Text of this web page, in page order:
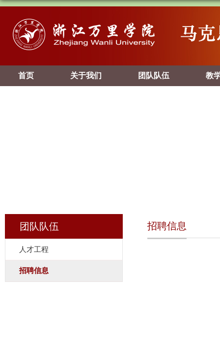
首页 关于我们 团队队伍 教
团队队伍
人才工程
招聘信息
招聘信息